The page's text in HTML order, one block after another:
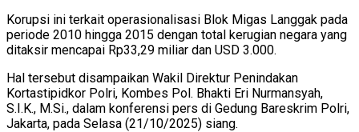
Korupsi ini terkait operasionalisasi Blok Migas Langgak pada
periode 2010 hingga 2015 dengan total kerugian negara yang
ditaksir mencapai Rp33,29 miliar dan USD 3.000.
Hal tersebut disampaikan Wakil Direktur Penindakan
Kortastipidkor Polri, Kombes Pol. Bhakti Eri Nurmansyah,
S.I.K., M.Si., dalam konferensi pers di Gedung Bareskrim Polri,
Jakarta, pada Selasa (21/10/2025) siang.